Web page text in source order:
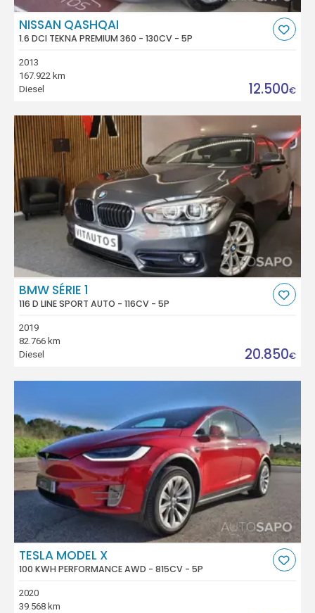
NISSAN QASHQAI
1.6 DCI TEKNA PREMIUM 360 - 130CV - 5P
2013
167.922 km
Diesel
12.500€
BMW SÉRIE 1
116 D LINE SPORT AUTO - 116CV - 5P
2019
82.766 km
Diesel
20.850€
TESLA MODEL X
100 KWH PERFORMANCE AWD - 815CV - 5P
2020
39.568 km